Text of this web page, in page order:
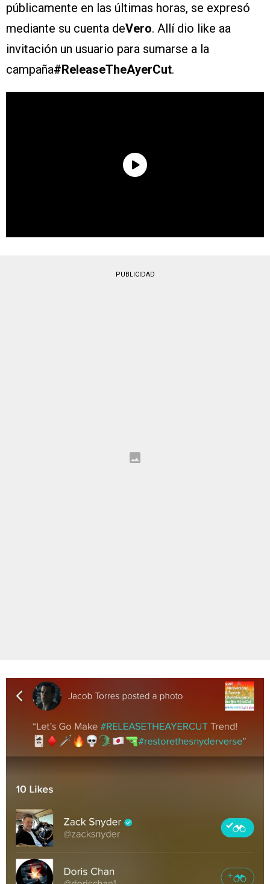
públicamente en las últimas horas, se expresó
mediante su cuenta deVero. Allí dio like aa
invitación un usuario para sumarse a la
campaña#ReleaseTheAyerCut.
PUBLICIDAD